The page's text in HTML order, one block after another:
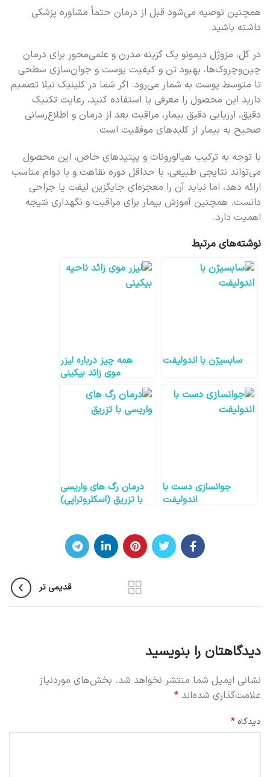
همچنین توصیه می‌شود قبل از درمان حتماً مشاوره پزشکی
داشته باشید.
در کل، مزوژل دیمونو یک گزینه مدرن و علمی‌محور برای درمان
چین‌وچروک‌ها، بهبود تن و کیفیت پوست و جوان‌سازی سطحی
تا متوسط پوست به شمار می‌رود. اگر شما در کلینیک نیلا تصمیم
دارید این محصول را معرفی یا استفاده کنید، رعایت تکنیک
دقیق، ارزیابی دقیق بیمار، مراقبت بعد از درمان و اطلاع‌رسانی
صحیح به بیمار از کلیدهای موفقیت است.
با توجه به ترکیب هیالورونات و پپتیدهای خاص، این محصول
می‌تواند نتایجی طبیعی، با حداقل دوره نقاهت و با دوام مناسب
ارائه دهد، اما نباید آن را معجزه‌ای جایگزین لیفت یا جراحی
دانست. همچنین آموزش بیمار برای مراقبت و نگهداری نتیجه
اهمیت دارد.
نوشته‌های مرتبط
سابسیژن با اندولیفت
همه چیز درباره لیزر
موی زائد بیکینی
جوانسازی دست با
اندولیفت
درمان رگ های واریسی
با تزریق (اسکلروتراپی)
قدیمی تر
دیدگاهتان را بنویسید
نشانی ایمیل شما منتشر نخواهد شد. بخش‌های موردنیاز
علامت‌گذاری شده‌اند *
دیدگاه *